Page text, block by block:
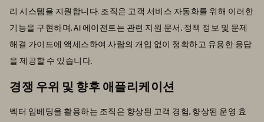
리 시스템을 지원합니다. 조직은 고객 서비스 자동화를 위해 이러한
기능을 구현하며, AI 에이전트는 관련 지원 문서, 정책 정보 및 문제
해결 가이드에 액세스하여 사람의 개입 없이 정확하고 유용한 응답
을 제공할 수 있습니다.
경쟁 우위 및 향후 애플리케이션
벡터 임베딩을 활용하는 조직은 향상된 고객 경험, 향상된 운영 효